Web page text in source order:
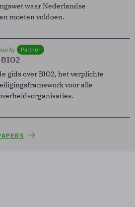
waar Nederlandse
moeten voldoen.
Partner
gids over BIO2, het verplichte
voor alle